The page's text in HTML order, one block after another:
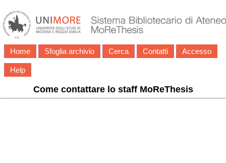
Home Sfoglia archivio Cerca Contatti Accesso
Help
Come contattare lo staff MoReThesis